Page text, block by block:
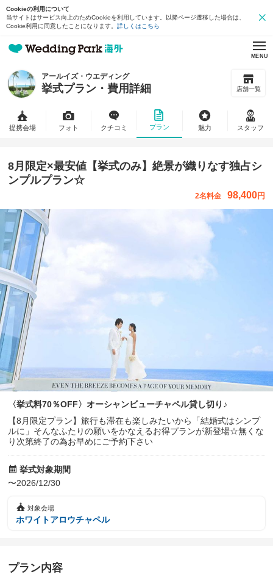
Cookieの利用について
当サイトはサービス向上のためCookieを利用しています。以降ページ遷移した場合は、
Cookie利用に同意したことになります。 詳しくはこちら
MENU
アールイズ・ウエディング
挙式プラン・費用詳細 店舗一覧
提携会場 フォト クチコミ プラン 魅力 スタッフ
8月限定×最安値【挙式のみ】絶景が織りなす独占シ
ンプルプラン☆
2名料金 98,400円
〈挙式料70％OFF〉オーシャンビューチャペル貸し切り♪
【8月限定プラン】旅行も滞在も楽しみたいから「結婚式はシンプ
ルに」そんなふたりの願いをかなえるお得プランが新登場☆無くな
り次第終了の為お早めにご予約下さい
挙式対象期間
〜2026/12/30
対象会場
ホワイトアロウチャペル
プラン内容